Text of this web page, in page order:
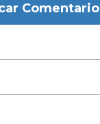
Comentario